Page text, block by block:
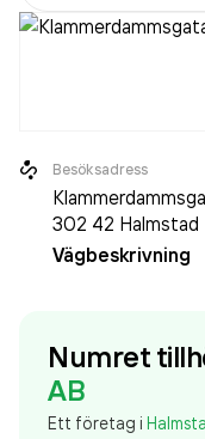
Besöksadress
302 42 Halmstad
Vägbeskrivning
Numret
AB
Ett företag i